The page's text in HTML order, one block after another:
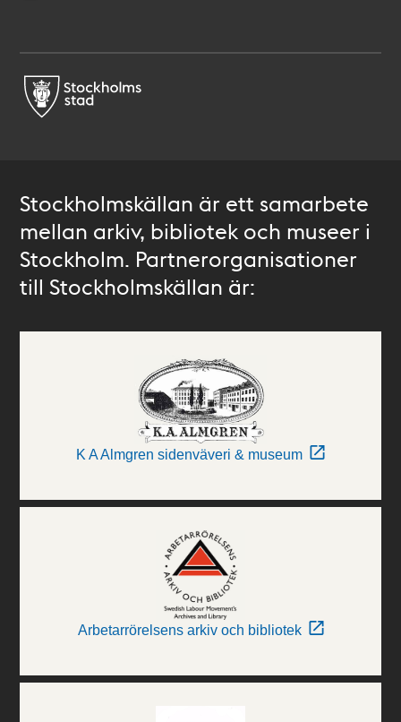
Stockholmskällan är ett samarbete
mellan arkiv, bibliotek och museer i
Stockholm. Partnerorganisationer
till Stockholmskällan är:
K A Almgren sidenväveri & museum
Arbetarrörelsens arkiv och bibliotek